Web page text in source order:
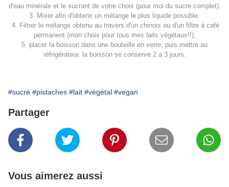
d'eau minérale et le sucrant de votre choix (pour moi du sucre complet).
3. Mixer afin d'obtenir un mélange le plus liquide possible.
4. Filtrer le mélange obtenu au travers d'un chinois ou d'un filtre à café
permanent (mon choix pour tous mes laits végétaux!!).
5. placer la boisson dans une bouteille en verre, puis mettre au
réfrigérateur. la boisson se conserve 2 à 3 jours.
#sucré #pistaches #lait #végétal #vegan
Partager
Vous aimerez aussi